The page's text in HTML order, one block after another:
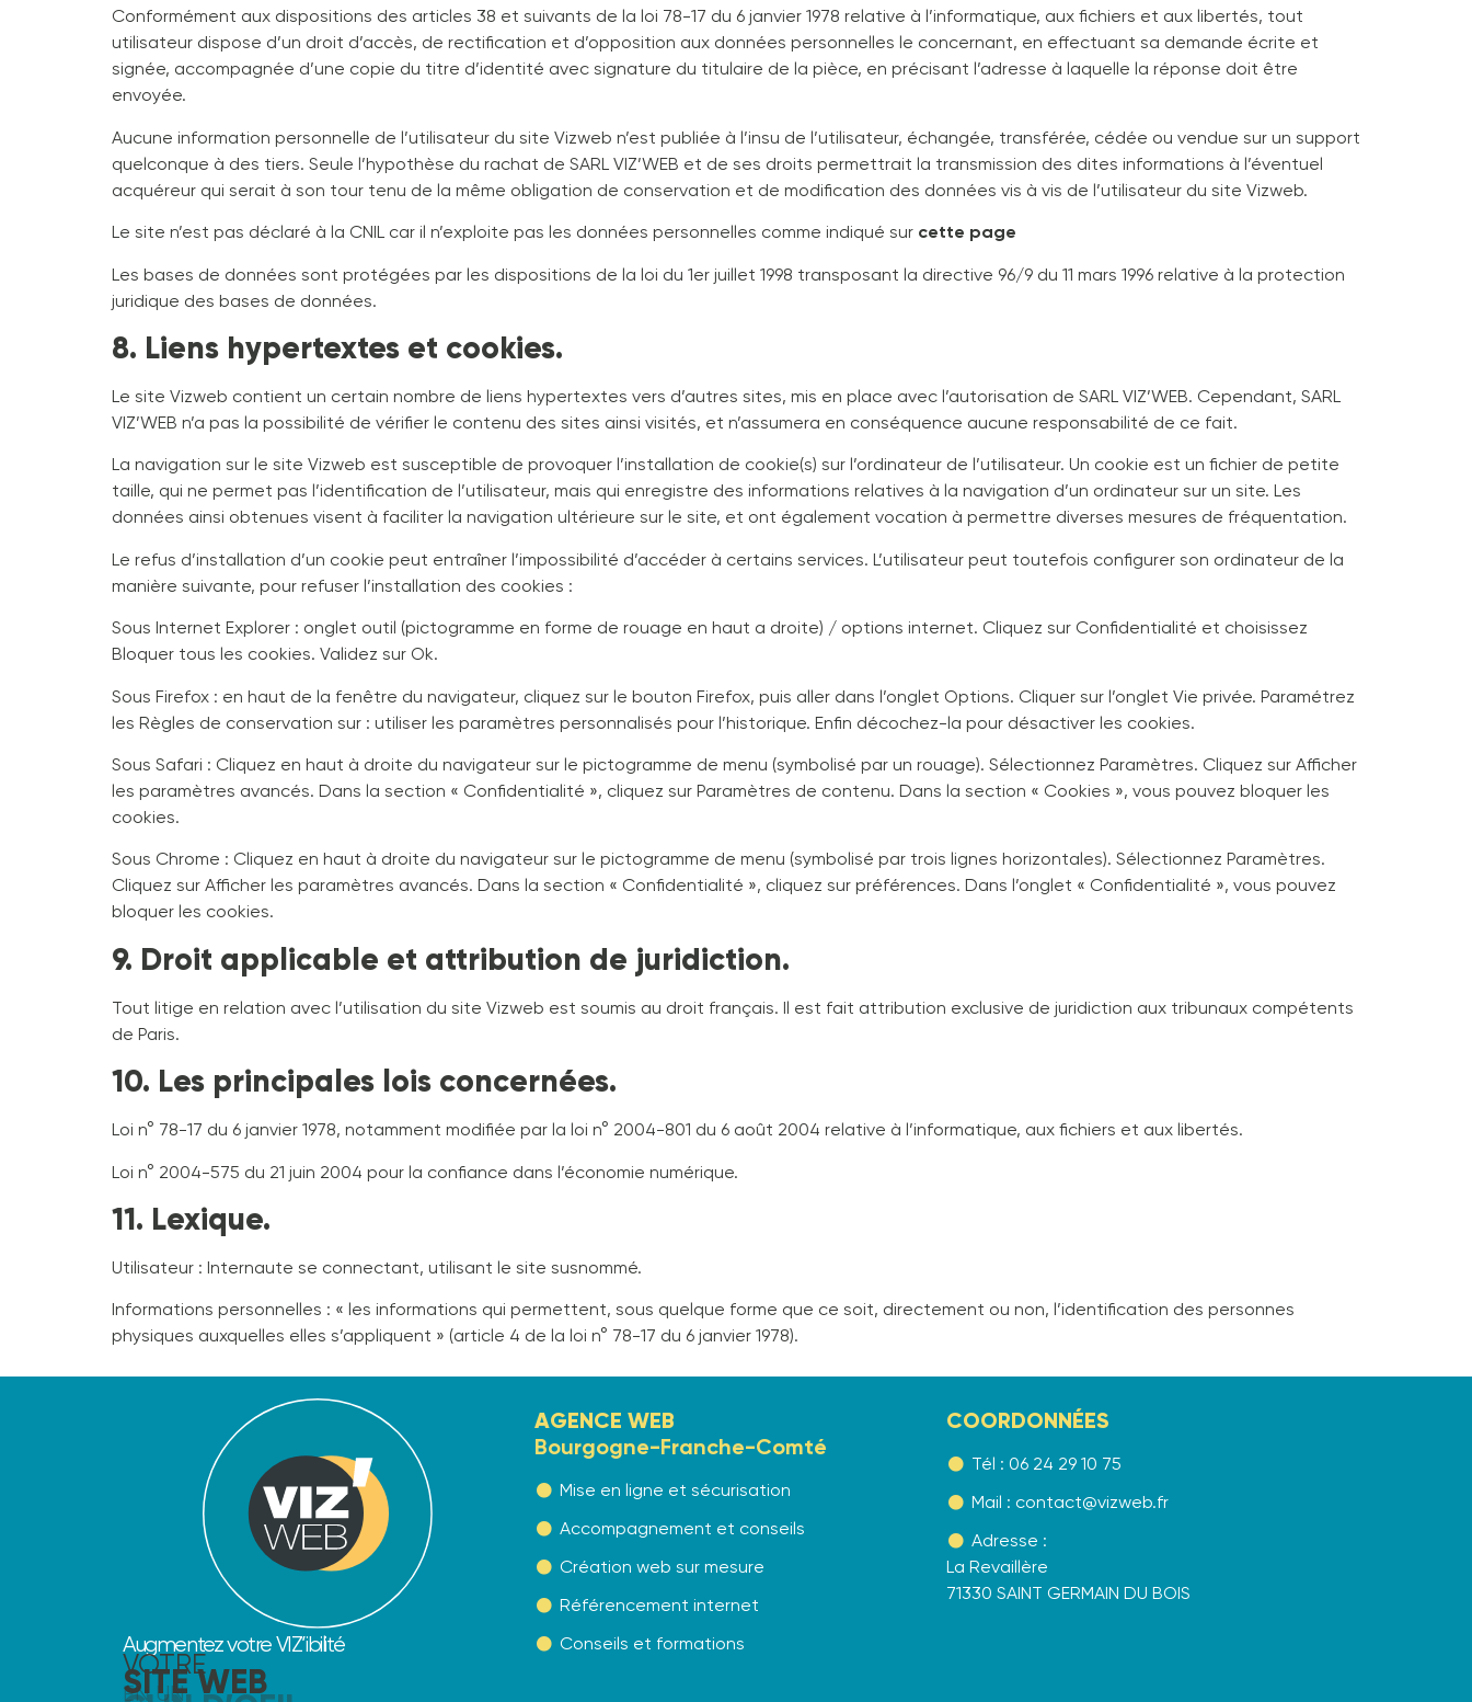
Conformément aux dispositions des articles 38 et suivants de la loi 78-17 du 6 janvier 1978 relative à l’informatique, aux fichiers et aux libertés, tout
utilisateur dispose d’un droit d’accès, de rectification et d’opposition aux données personnelles le concernant, en effectuant sa demande écrite et
signée, accompagnée d’une copie du titre d’identité avec signature du titulaire de la pièce, en précisant l’adresse à laquelle la réponse doit être
envoyée.
Aucune information personnelle de l’utilisateur du site Vizweb n’est publiée à l’insu de l’utilisateur, échangée, transférée, cédée ou vendue sur un support
quelconque à des tiers. Seule l’hypothèse du rachat de SARL VIZ’WEB et de ses droits permettrait la transmission des dites informations à l’éventuel
acquéreur qui serait à son tour tenu de la même obligation de conservation et de modification des données vis à vis de l’utilisateur du site Vizweb.
Le site n’est pas déclaré à la CNIL car il n’exploite pas les données personnelles comme indiqué sur cette page
Les bases de données sont protégées par les dispositions de la loi du 1er juillet 1998 transposant la directive 96/9 du 11 mars 1996 relative à la protection
juridique des bases de données.
8. Liens hypertextes et cookies.
Le site Vizweb contient un certain nombre de liens hypertextes vers d’autres sites, mis en place avec l’autorisation de SARL VIZ’WEB. Cependant, SARL
VIZ’WEB n’a pas la possibilité de vérifier le contenu des sites ainsi visités, et n’assumera en conséquence aucune responsabilité de ce fait.
La navigation sur le site Vizweb est susceptible de provoquer l’installation de cookie(s) sur l’ordinateur de l’utilisateur. Un cookie est un fichier de petite
taille, qui ne permet pas l’identification de l’utilisateur, mais qui enregistre des informations relatives à la navigation d’un ordinateur sur un site. Les
données ainsi obtenues visent à faciliter la navigation ultérieure sur le site, et ont également vocation à permettre diverses mesures de fréquentation.
Le refus d’installation d’un cookie peut entraîner l’impossibilité d’accéder à certains services. L’utilisateur peut toutefois configurer son ordinateur de la
manière suivante, pour refuser l’installation des cookies :
Sous Internet Explorer : onglet outil (pictogramme en forme de rouage en haut a droite) / options internet. Cliquez sur Confidentialité et choisissez
Bloquer tous les cookies. Validez sur Ok.
Sous Firefox : en haut de la fenêtre du navigateur, cliquez sur le bouton Firefox, puis aller dans l’onglet Options. Cliquer sur l’onglet Vie privée. Paramétrez
les Règles de conservation sur : utiliser les paramètres personnalisés pour l’historique. Enfin décochez-la pour désactiver les cookies.
Sous Safari : Cliquez en haut à droite du navigateur sur le pictogramme de menu (symbolisé par un rouage). Sélectionnez Paramètres. Cliquez sur Afficher
les paramètres avancés. Dans la section « Confidentialité », cliquez sur Paramètres de contenu. Dans la section « Cookies », vous pouvez bloquer les
cookies.
Sous Chrome : Cliquez en haut à droite du navigateur sur le pictogramme de menu (symbolisé par trois lignes horizontales). Sélectionnez Paramètres.
Cliquez sur Afficher les paramètres avancés. Dans la section « Confidentialité », cliquez sur préférences. Dans l’onglet « Confidentialité », vous pouvez
bloquer les cookies.
9. Droit applicable et attribution de juridiction.
Tout litige en relation avec l’utilisation du site Vizweb est soumis au droit français. Il est fait attribution exclusive de juridiction aux tribunaux compétents
de Paris.
10. Les principales lois concernées.
Loi n° 78-17 du 6 janvier 1978, notamment modifiée par la loi n° 2004-801 du 6 août 2004 relative à l’informatique, aux fichiers et aux libertés.
Loi n° 2004-575 du 21 juin 2004 pour la confiance dans l’économie numérique.
11. Lexique.
Utilisateur : Internaute se connectant, utilisant le site susnommé.
Informations personnelles : « les informations qui permettent, sous quelque forme que ce soit, directement ou non, l’identification des personnes
physiques auxquelles elles s’appliquent » (article 4 de la loi n° 78-17 du 6 janvier 1978).
Augmentez votre VIZ’ibilité
VOTRE
SITE WEB
EN UN
AGENCE WEB
Bourgogne-Franche-Comté
Mise en ligne et sécurisation
Accompagnement et conseils
Création web sur mesure
Référencement internet
Conseils et formations
COORDONNÉES
Tél : 06 24 29 10 75
Mail : contact@vizweb.fr
Adresse :
La Revaillère
71330 SAINT GERMAIN DU BOIS